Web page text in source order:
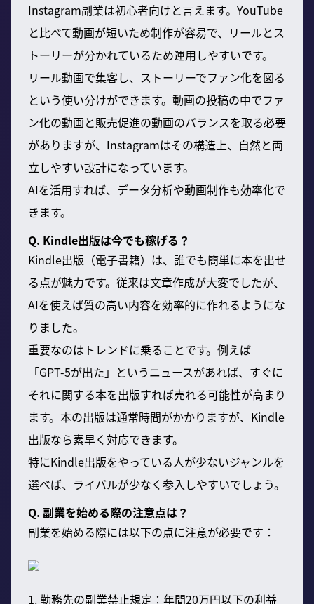
Instagram副業は初心者向けと言えます。YouTube
と比べて動画が短いため制作が容易で、リールとス
トーリーが分かれているため運用しやすいです。
リール動画で集客し、ストーリーでファン化を図る
という使い分けができます。動画の投稿の中でファ
ン化の動画と販売促進の動画のバランスを取る必要
がありますが、Instagramはその構造上、自然と両
立しやすい設計になっています。
AIを活用すれば、データ分析や動画制作も効率化で
きます。
Q. Kindle出版は今でも稼げる？
Kindle出版（電子書籍）は、誰でも簡単に本を出せ
る点が魅力です。従来は文章作成が大変でしたが、
AIを使えば質の高い内容を効率的に作れるようにな
りました。
重要なのはトレンドに乗ることです。例えば
「GPT-5が出た」というニュースがあれば、すぐに
それに関する本を出版すれば売れる可能性が高まり
ます。本の出版は通常時間がかかりますが、Kindle
出版なら素早く対応できます。
特にKindle出版をやっている人が少ないジャンルを
選べば、ライバルが少なく参入しやすいでしょう。
Q. 副業を始める際の注意点は？
副業を始める際には以下の点に注意が必要です：
1. 勤務先の副業禁止規定：年間20万円以下の利益